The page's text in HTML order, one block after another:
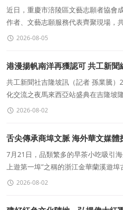
近日，重慶市涪陵區文藝志願者協會
作者、文藝志願服務代表齊聚現場，
章。大會審議通過協會章程，民主選
2026-08-05
港漫揚帆南洋再獲認可 共工新
來西亞年度動漫IP傳播标杆
共工新聞社吉隆坡訊（記者 孫業騰
化交流之夜馬來西亞站盛典在吉隆坡
聞顧問、文化傳信集團（HK0343）董
2026-08-02
舌尖傳承商埠文脈 海外華文媒
7月21日，品類繁多的早茶小吃吸引
上遊第一埠”之稱的浙江金華蘭溪遊
在千百年間依水興埠，因商成俗，往來
2026-08-02